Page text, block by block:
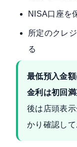
NISA口座を
所定のクレ
る
最低預入金
金利は初回
後は店頭表
かり確認して